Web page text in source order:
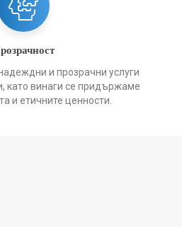
и прозрачни услуги
като винаги се придържаме
и етичните ценности.